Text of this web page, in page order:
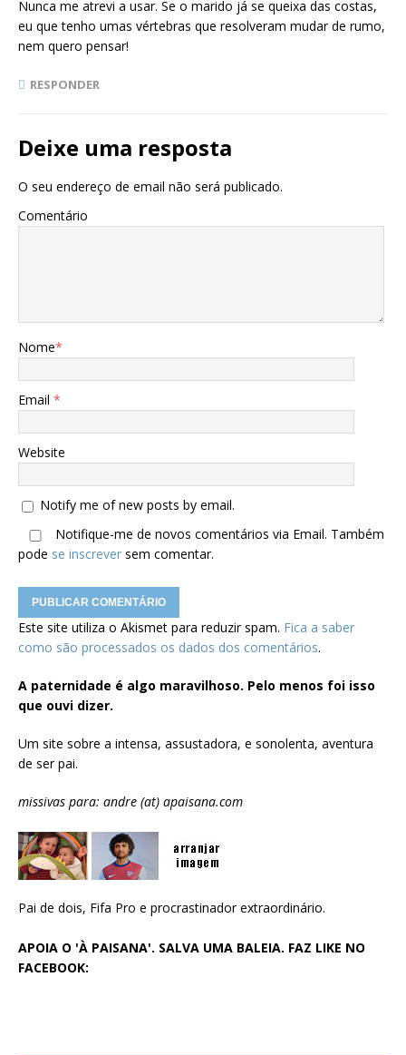
Nunca me atrevi a usar. Se o marido já se queixa das costas,
eu que tenho umas vértebras que resolveram mudar de rumo,
nem quero pensar!
RESPONDER
Deixe uma resposta
O seu endereço de email não será publicado.
Comentário
Nome*
Email *
Website
Notify me of new posts by email.
Notifique-me de novos comentários via Email. Também
pode se inscrever sem comentar.
Este site utiliza o Akismet para reduzir spam. Fica a saber
como são processados os dados dos comentários.
A paternidade é algo maravilhoso. Pelo menos foi isso
que ouvi dizer.
Um site sobre a intensa, assustadora, e sonolenta, aventura
de ser pai.
missivas para: andre (at) apaisana.com
Pai de dois, Fifa Pro e procrastinador extraordinário.
APOIA O 'À PAISANA'. SALVA UMA BALEIA. FAZ LIKE NO
FACEBOOK: